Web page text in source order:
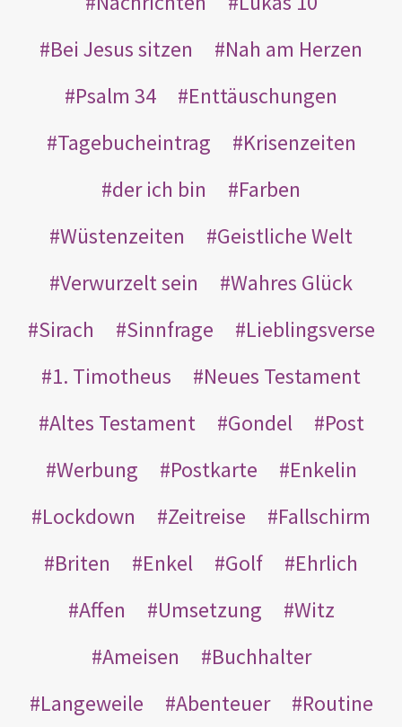
Bei Jesus sitzen
Nah am Herzen
Psalm 34
Enttäuschungen
Tagebucheintrag
Krisenzeiten
der ich bin
Farben
Wüstenzeiten
Geistliche Welt
Verwurzelt sein
Wahres Glück
Sirach
Sinnfrage
Lieblingsverse
1. Timotheus
Neues Testament
Altes Testament
Gondel
Post
Werbung
Postkarte
Enkelin
Lockdown
Zeitreise
Fallschirm
Briten
Enkel Golf
Ehrlich
Affen
Umsetzung
Witz
Ameisen
Buchhalter
Langeweile
Abenteuer
Routine